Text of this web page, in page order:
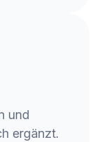
und
ergänzt.